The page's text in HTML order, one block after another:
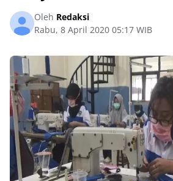
Oleh Redaksi
Rabu, 8 April 2020 05:17 WIB